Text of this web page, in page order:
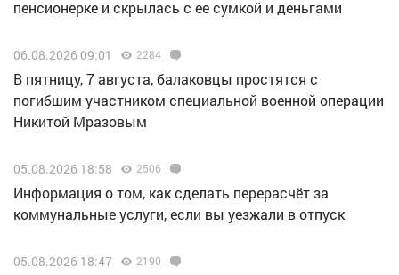
пенсионерке и скрылась с ее сумкой и деньгами
06.08.2026 09:01 2284
В пятницу, 7 августа, балаковцы простятся с
погибшим участником специальной военной операции
Никитой Мразовым
05.08.2026 18:58 2506
Информация о том, как сделать перерасчёт за
коммунальные услуги, если вы уезжали в отпуск
05.08.2026 18:47 2190